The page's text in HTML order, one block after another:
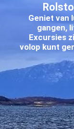
Geniet van
gangen,
Excursies
volop kunt